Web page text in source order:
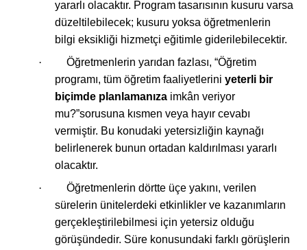
yararlı olacaktır. Program tasarısının kusuru varsa
düzeltilebilecek; kusuru yoksa öğretmenlerin
bilgi eksikliği hizmetçi eğitimle giderilebilecektir.
·
Öğretmenlerin yarıdan fazlası, “Öğretim
programı, tüm öğretim faaliyetlerini yeterli bir
biçimde planlamanıza imkân veriyor
mu?”sorusuna kısmen veya hayır cevabı
vermiştir. Bu konudaki yetersizliğin kaynağı
belirlenerek bunun ortadan kaldırılması yararlı
olacaktır.
·
Öğretmenlerin dörtte üçe yakını, verilen
sürelerin ünitelerdeki etkinlikler ve kazanımların
gerçekleştirilebilmesi için yetersiz olduğu
görüşündedir. Süre konusundaki farklı görüşlerin